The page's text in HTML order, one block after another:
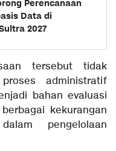
Perencanaan
Data di
2027
tersebut tidak
administratif
bahan evaluasi
kekurangan
pengelolaan